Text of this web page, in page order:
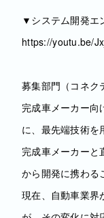
▼システム開発エ
https://youtu.be/
募集部門（コネク
完成車メーカー向
に、最先端技術を
完成車メーカーと
から開発に携わる
現在、自動車業界